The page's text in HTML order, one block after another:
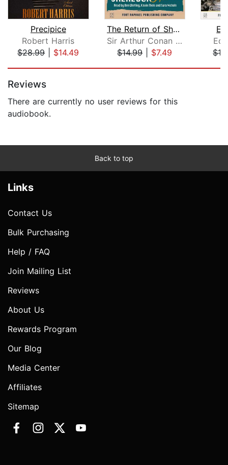
Precipice
Robert Harris
$28.99| $14.49
The Return of Sherlock Holmes - Unabr...
Sir Arthur Conan Doyle
$14.99| $7.49
Reviews
There are currently no user reviews for this
audiobook.
Back to top
Links
Contact Us
Bulk Purchasing
Help / FAQ
Join Mailing List
Reviews
About Us
Rewards Program
Our Blog
Media Center
Affiliates
Sitemap